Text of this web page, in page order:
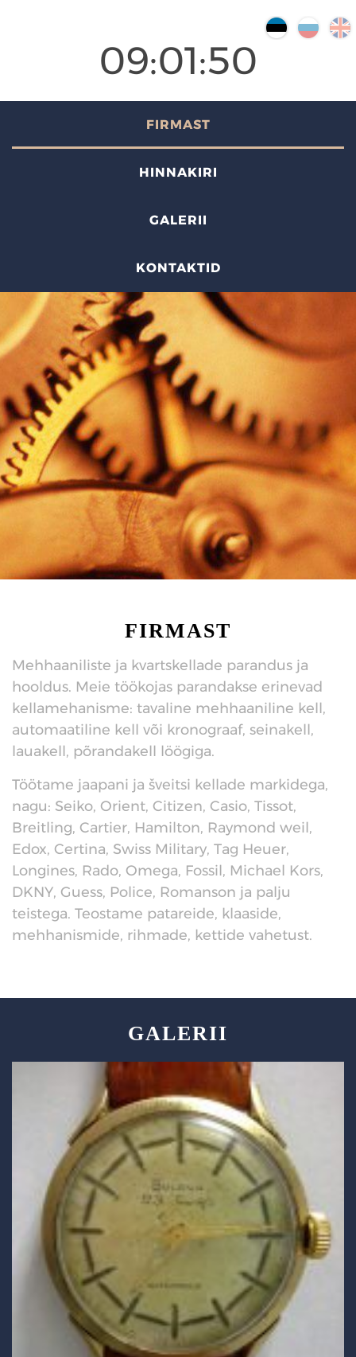
09:01:50
FIRMAST
HINNAKIRI
GALERII
KONTAKTID
FIRMAST
Mehhaaniliste ja kvartskellade parandus ja
hooldus. Meie töökojas parandakse erinevad
kellamehanisme: tavaline mehhaaniline kell,
automaatiline kell või kronograaf, seinakell,
lauakell, põrandakell löögiga.
Töötame jaapani ja šveitsi kellade markidega,
nagu: Seiko, Orient, Citizen, Casio, Tissot,
Breitling, Cartier, Hamilton, Raymond weil,
Edox, Certina, Swiss Military, Tag Heuer,
Longines, Rado, Omega, Fossil, Michael Kors,
DKNY, Guess, Police, Romanson ja palju
teistega. Teostame patareide, klaaside,
mehhanismide, rihmade, kettide vahetust.
GALERII